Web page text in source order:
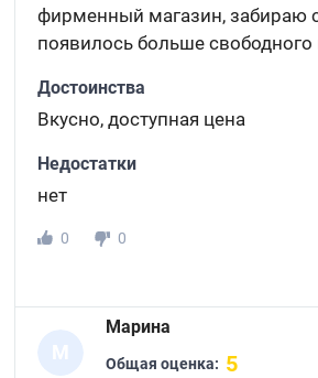
фирменный магазин, забираю
появилось больше
Достоинства
Вкусно, доступная цена
Недостатки
нет
0
0
М
Марина
Общая оценка: 5